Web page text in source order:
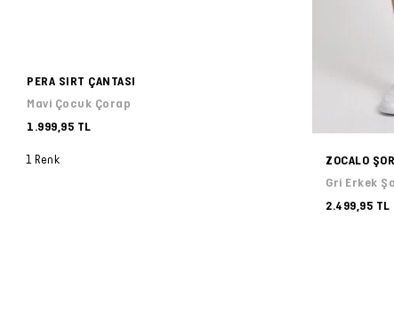
PERA SIRT ÇANTASI
Mavi Çocuk Çorap
1.999,95 TL
1 Renk
ZOCALO
Gri Erkek
2.499,95 TL